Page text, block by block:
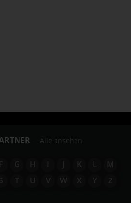
Alle ansehen
F G H I J K L
M
S T U V W X Y Z